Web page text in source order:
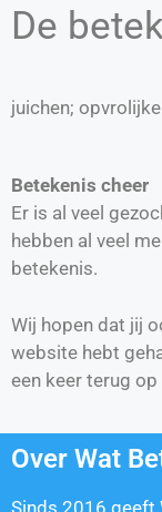
De
juichen;
Betekenis cheer
Er is al veel
hebben al veel
betekenis.
Wij hopen dat jij
website hebt
een keer terug
Over Wat